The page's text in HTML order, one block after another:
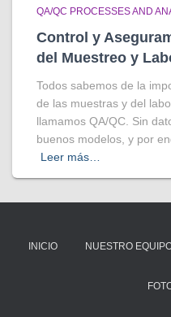
QA/QC PROCESSES AND
Control y
del Muestreo y
Todos sabemos de la
de las muestras y del
llamamos QA/QC. Sin
buenos modelos, y por
Leer más…
INICIO NUESTRO